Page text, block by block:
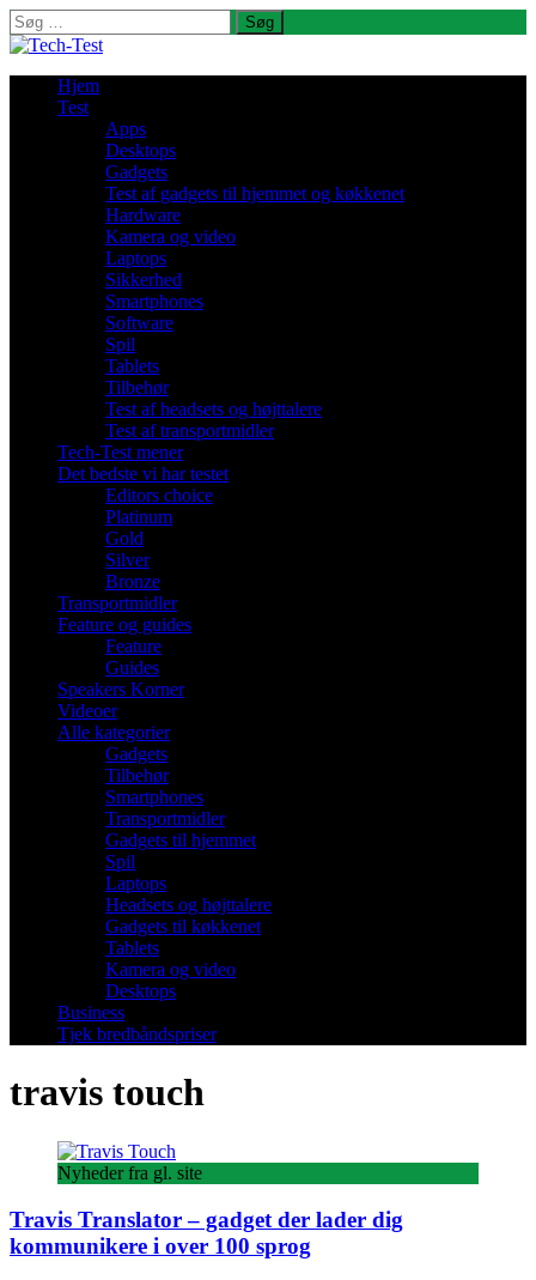
Søg
efter:
Hjem
Test
Apps
Desktops
Gadgets
Test af gadgets til hjemmet og køkkenet
Hardware
Kamera og video
Laptops
Sikkerhed
Smartphones
Software
Spil
Tablets
Tilbehør
Test af headsets og højttalere
Test af transportmidler
Tech-Test mener
Det bedste vi har testet
Editors choice
Platinum
Gold
Silver
Bronze
Transportmidler
Feature og guides
Feature
Guides
Speakers Korner
Videoer
Alle kategorier
Gadgets
Tilbehør
Smartphones
Transportmidler
Gadgets til hjemmet
Spil
Laptops
Headsets og højttalere
Gadgets til køkkenet
Tablets
Kamera og video
Desktops
Business
Tjek bredbåndspriser
travis touch
Nyheder fra gl. site
Travis Translator – gadget der lader dig
kommunikere i over 100 sprog